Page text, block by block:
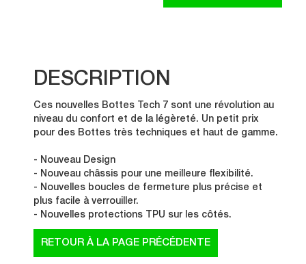
DESCRIPTION
Ces nouvelles Bottes Tech 7 sont une révolution au
niveau du confort et de la légèreté. Un petit prix
pour des Bottes très techniques et haut de gamme.
- Nouveau Design
- Nouveau châssis pour une meilleure flexibilité.
- Nouvelles boucles de fermeture plus précise et
plus facile à verrouiller.
- Nouvelles protections TPU sur les côtés.